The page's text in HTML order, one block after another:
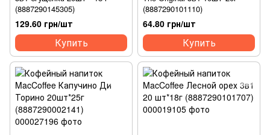
(8887290145305)
129.60 грн/шт
Купить
(8887290101110)
64.80 грн/шт
Купить